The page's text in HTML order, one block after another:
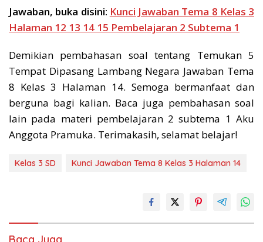
Jawaban, buka disini: Kunci Jawaban Tema 8 Kelas 3
Halaman 12 13 14 15 Pembelajaran 2 Subtema 1
Demikian pembahasan soal tentang Temukan 5
Tempat Dipasang Lambang Negara Jawaban Tema
8 Kelas 3 Halaman 14. Semoga bermanfaat dan
berguna bagi kalian. Baca juga pembahasan soal
lain pada materi pembelajaran 2 subtema 1 Aku
Anggota Pramuka. Terimakasih, selamat belajar!
Kelas 3 SD Kunci Jawaban Tema 8 Kelas 3 Halaman 14